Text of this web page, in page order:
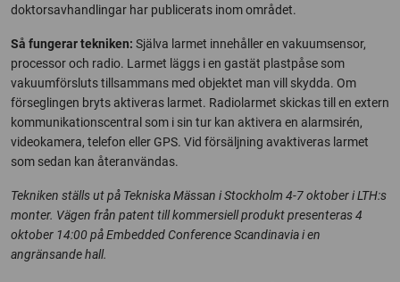
doktorsavhandlingar har publicerats inom området.
Så fungerar tekniken: Själva larmet innehåller en vakuumsensor,
processor och radio. Larmet läggs i en gastät plastpåse som
vakuumförsluts tillsammans med objektet man vill skydda. Om
förseglingen bryts aktiveras larmet. Radiolarmet skickas till en extern
kommunikationscentral som i sin tur kan aktivera en alarmsirén,
videokamera, telefon eller GPS. Vid försäljning avaktiveras larmet
som sedan kan återanvändas.
Tekniken ställs ut på Tekniska Mässan i Stockholm 4-7 oktober i LTH:s
monter. Vägen från patent till kommersiell produkt presenteras 4
oktober 14:00 på Embedded Conference Scandinavia i en
angränsande hall.